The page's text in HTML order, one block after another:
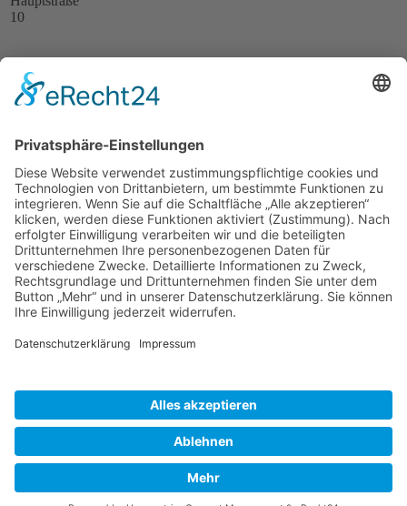
10
Katrin Fiebig
Tel. 035722 361-33
Sprechzeiten Stadtverwaltung
Mo 09.00 - 12.00 Uhr
Di
13.00 - 16.00 Uhr
Mi geschlossen
Do 09.00 - 12.00 und 13.00 - 18.00 Uhr
Fr
09.00 - 12.00 Uhr
Navigation überspringen
Datenschutz